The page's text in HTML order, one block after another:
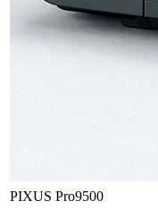
PIXUS Pro9500